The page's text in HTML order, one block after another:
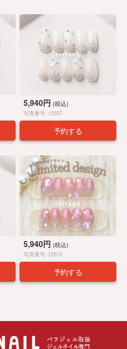
5,940円 (税込)
写真番号: 12557
予約する
5,940円 (税込)
写真番号: 12512
予約する